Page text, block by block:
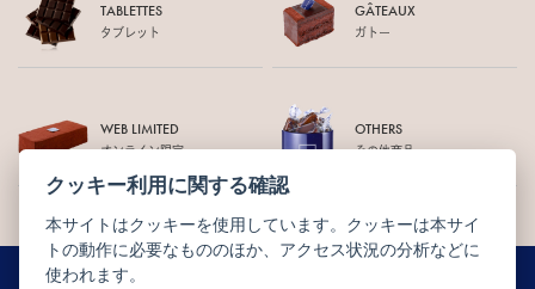
TABLETTES
タブレット
GÂTEAUX
ガトー
WEB LIMITED
オンライン限定
OTHERS
その他商品
クッキー利用に関する確認
本サイトはクッキーを使用しています。クッキーは本サイ
トの動作に必要なもののほか、アクセス状況の分析などに
使われます。